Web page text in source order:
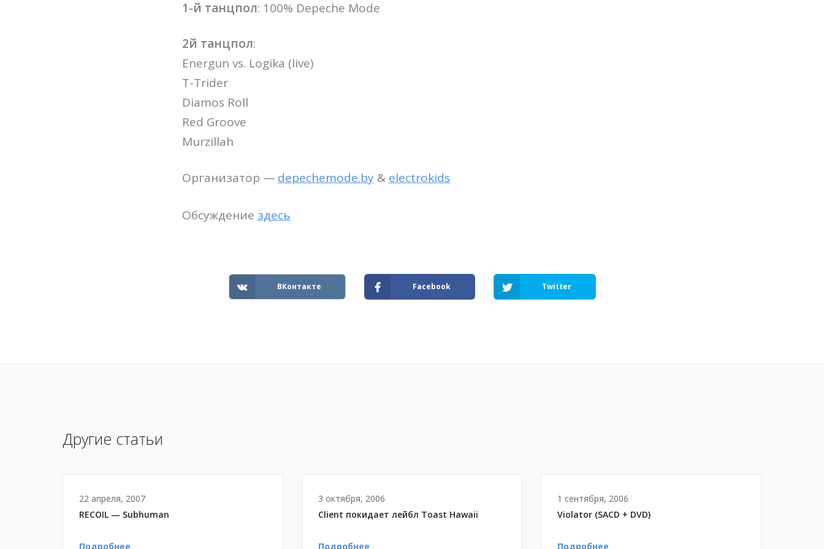
1-й танцпол: 100% Depeche Mode
2й танцпол:
Energun vs. Logika (live)
T-Trider
Diamos Roll
Red Groove
Murzillah
Организатор — depechemode.by & electrokids
Обсуждение здесь
ВКонтакте Facebook Twitter
Другие статьи
22 апреля, 2007
RECOIL — Subhuman
Подробнее
3 октября, 2006
Client покидает лейбл Toast Hawaii
Подробнее
1 сентября, 2006
Violator (SACD + DVD)
Подробнее